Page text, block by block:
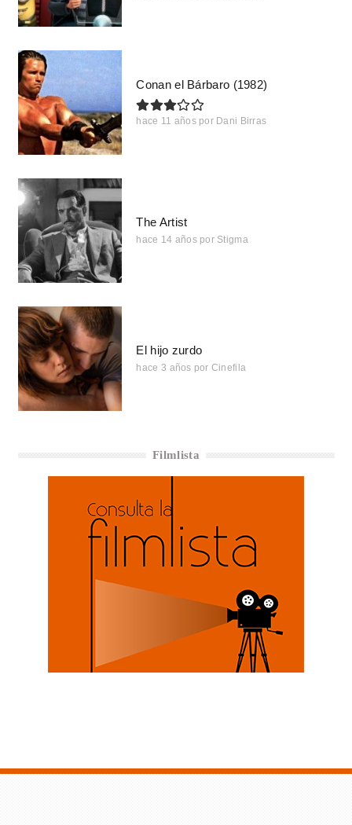
Conan el Bárbaro (1982)
hace 11 años por Dani Birras
The Artist
hace 14 años por Stigma
El hijo zurdo
hace 3 años por Cinefila
Filmlista